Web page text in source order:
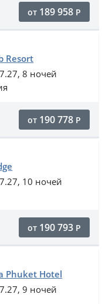
от 189 958 Р
Resort
8 ночей
от 190 778 Р
10 ночей
от 190 793 Р
Phuket Hotel
9 ночей